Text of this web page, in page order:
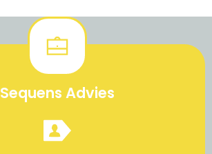
Sequens Advies